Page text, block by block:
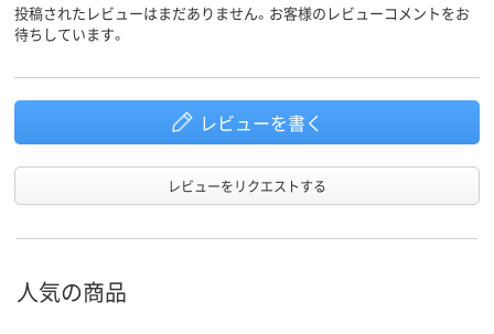
投稿されたレビューはまだありません。お客様のレビューコメントをお
待ちしています。
レビューを書く
レビューをリクエストする
人気の商品